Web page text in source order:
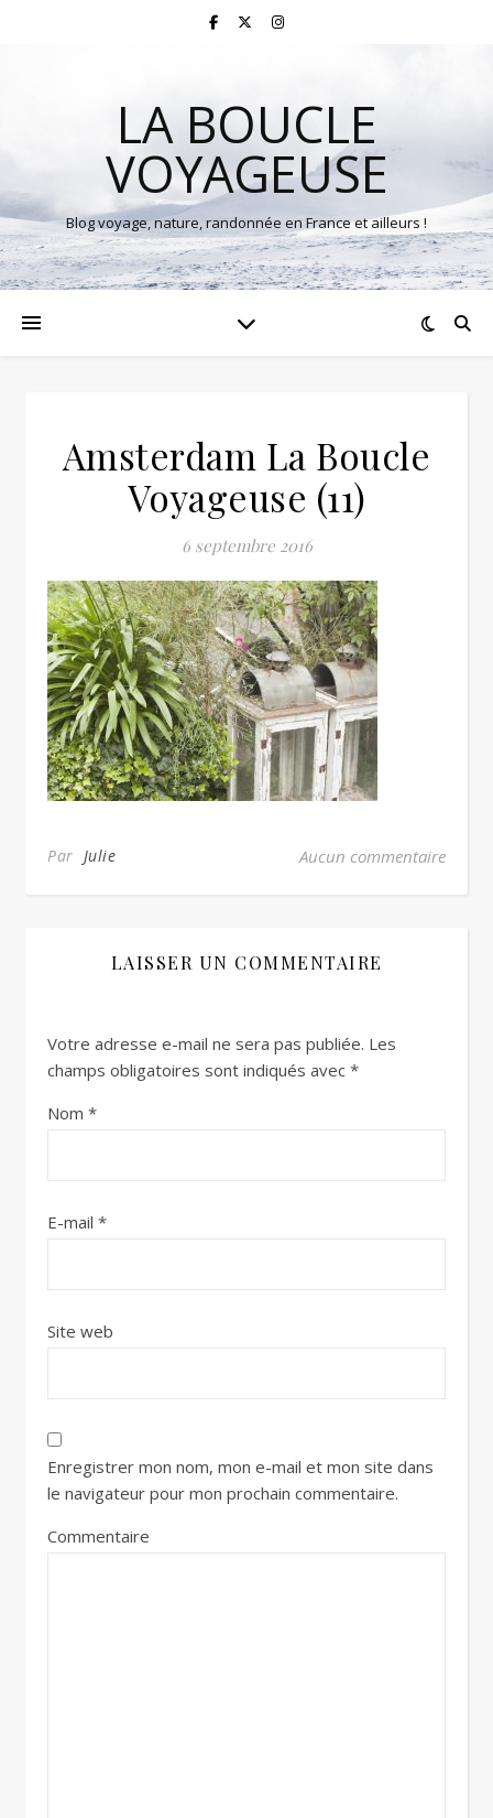
LA BOUCLE
VOYAGEUSE
Blog voyage, nature, randonnée en France et ailleurs !
Amsterdam La Boucle
Voyageuse (11)
6 septembre 2016
Par Julie Aucun commentaire
LAISSER UN COMMENTAIRE
Votre adresse e-mail ne sera pas publiée. Les
champs obligatoires sont indiqués avec *
Nom *
E-mail *
Site web
Enregistrer mon nom, mon e-mail et mon site dans
le navigateur pour mon prochain commentaire.
Commentaire